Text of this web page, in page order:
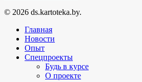
© 2026 ds.kartoteka.by.
Главная
Новости
Опыт
Спецпроекты
Будь в курсе
О проекте